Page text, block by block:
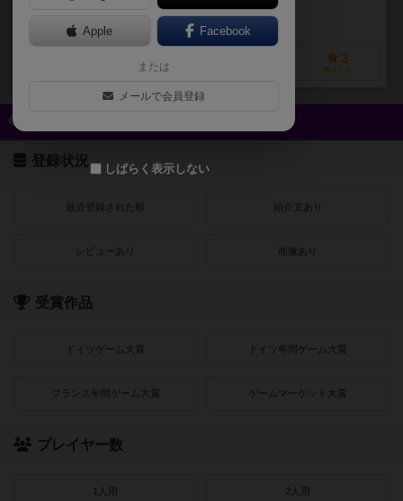
作品説明文の編集者を募集中
経験あり
3
持ってる
登録状況
最近登録された順 紹介文あり
レビューあり 画像あり
受賞作品
ドイツゲーム大賞 ドイツ年間ゲーム大賞
フランス年間ゲーム大賞 ゲームマーケット大賞
プレイヤー数
1人用 2人用
Apple Facebook
または
メールで会員登録
しばらく表示しない